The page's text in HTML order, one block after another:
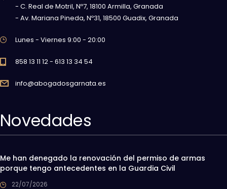
- C. Real de Motril, Nº7, 18100 Armilla, Granada
- Av. Mariana Pineda, Nº31, 18500 Guadix, Granada
Lunes - Viernes 9:00 - 20:00
858 13 11 12 - 613 13 34 54
info@abogadosgarnata.es
Novedades
Me han denegado la renovación del permiso de armas
porque tengo antecedentes en la Guardia Civil
22/07/2026